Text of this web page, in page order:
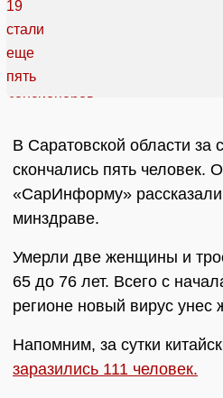
В Саратовской области за
скончались пять человек.
«СарИнформу»
минздраве.
Умерли две женщины и
65 до 76 лет. Всего с
регионе новый вирус унес
Напомним, за сутки
заразились 111 человек.